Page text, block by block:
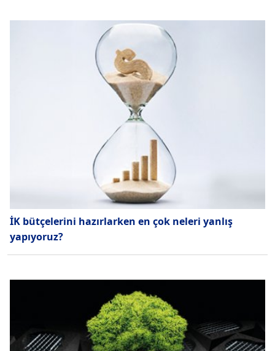
İK bütçelerini hazırlarken en çok neleri yanlış
yapıyoruz?